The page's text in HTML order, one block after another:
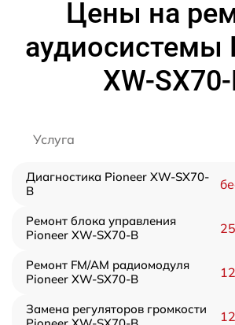
Цены на
аудиосистемы
XW-
Услуга
Диагностика Pioneer XW-SX70-
B
Ремонт блока управления
Pioneer XW-SX70-B
Ремонт FM/AM радиомодуля
Pioneer XW-SX70-B
Замена регуляторов громкости